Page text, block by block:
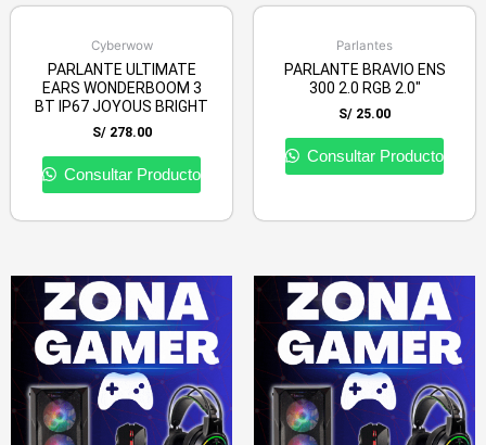
Cyberwow
PARLANTE ULTIMATE
EARS WONDERBOOM 3
BT IP67 JOYOUS BRIGHT
S/278.00
Consultar Producto
Parlantes
PARLANTE BRAVIO ENS
300 2.0 RGB 2.0″
S/ 25.00
Consultar Producto